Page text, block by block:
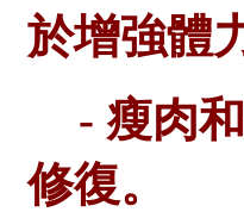
於增強體
- 瘦肉
修復。